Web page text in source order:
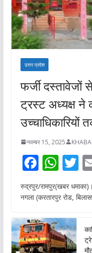
उत्तर प्रदेश
फर्जी
ट्रस्ट अध्यक्ष ने
उच्चाधिकारियों
नवम्बर 15, 2025
F
ac
e
o
o
W
h
at
A
p
T
w
रुद्रपुर/रामपुर(खबर
नगला (करतारपुर रोड,